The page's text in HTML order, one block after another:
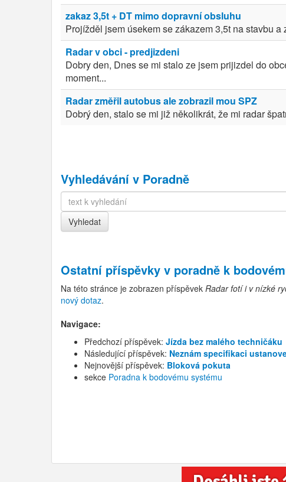
zakaz 3,5t + DT mimo dopravní obsluhu
Projížděl jsem úsekem se zákazem 3,5t na stavbu
Radar v obci - predjizdeni
Dobry den, Dnes se mi stalo ze jsem prijizdel do
moment...
Radar změřil autobus ale zobrazil mou SPZ
Dobrý den, stalo se mi již několikrát, že mi radar
Vyhledávání v Poradně
Ostatní příspěvky v poradně k
Na této stránce je zobrazen příspěvek Radar fotí i v nízké
nový dotaz.
Navigace:
Předchozí příspěvek: Jízda bez malého techničáku
Následující příspěvek: Neznám specifikaci
Nejnovější příspěvek: Bloková pokuta
sekce Poradna k bodovému systému